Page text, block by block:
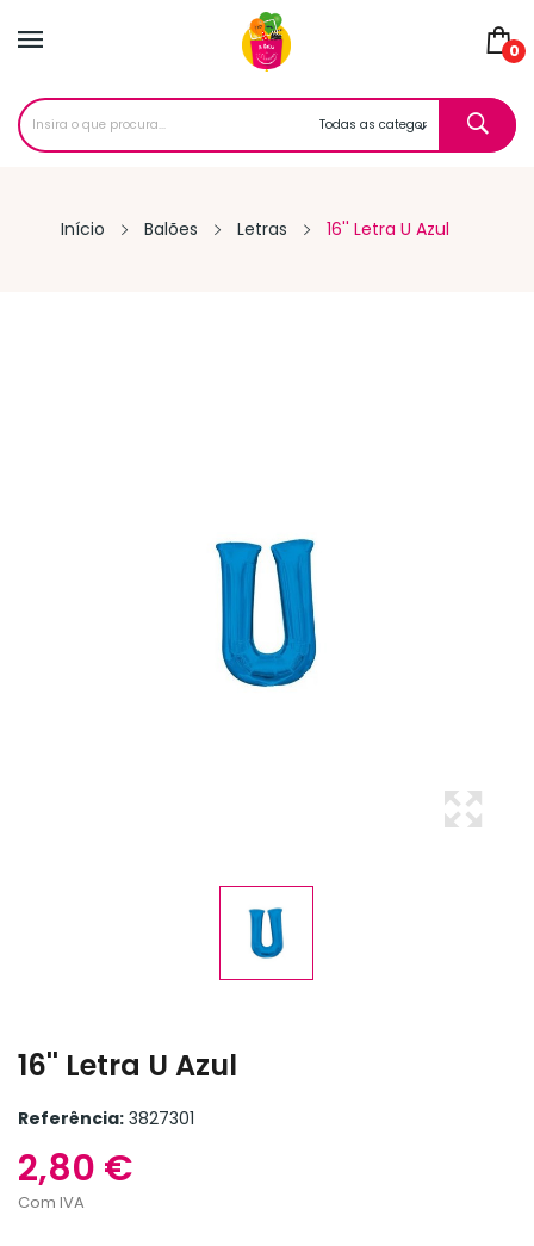
0
Início Balões Letras 16'' Letra U Azul
16'' Letra U Azul
Referência: 3827301
2,80 €
Com IVA